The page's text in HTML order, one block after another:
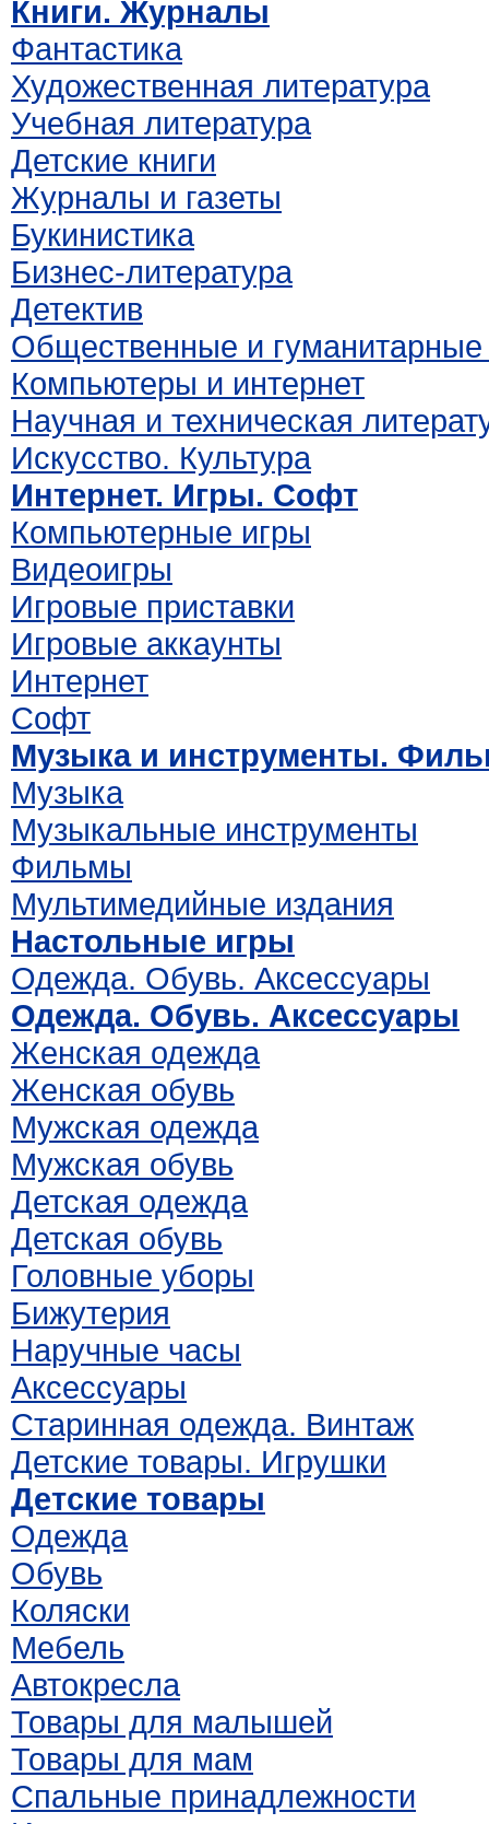
Книги. Журналы
Фантастика
Художественная литература
Учебная литература
Детские книги
Журналы и газеты
Букинистика
Бизнес-литература
Детектив
Общественные и гуманитарные
Компьютеры и интернет
Научная и техническая
Искусство. Культура
Интернет. Игры. Софт
Компьютерные игры
Видеоигры
Игровые приставки
Игровые аккаунты
Интернет
Софт
Музыка и инструменты.
Музыка
Музыкальные инструменты
Фильмы
Мультимедийные издания
Настольные игры
Одежда. Обувь. Аксессуары
Одежда. Обувь. Аксессуары
Женская одежда
Женская обувь
Мужская одежда
Мужская обувь
Детская одежда
Детская обувь
Головные уборы
Бижутерия
Наручные часы
Аксессуары
Старинная одежда. Винтаж
Детские товары. Игрушки
Детские товары
Одежда
Обувь
Коляски
Мебель
Автокресла
Товары для малышей
Товары для мам
Спальные принадлежности